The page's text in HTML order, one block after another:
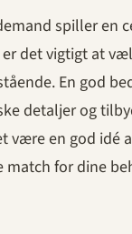
spiller en
er det vigtigt at
En god
detaljer og
være en god idé
match for dine